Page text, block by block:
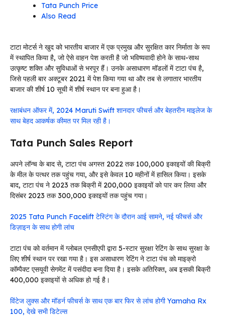
Tata Punch Price
Also Read
टाटा मोटर्स ने खुद को भारतीय बाजार में एक प्रमुख और सुरक्षित कार निर्माता के रूप
में स्थापित किया है, जो ऐसे वाहन पेश करती है जो भविष्यवादी होने के साथ-साथ
उत्कृष्ट शक्ति और सुविधाओं से भरपूर हैं। उनके असाधारण मॉडलों में टाटा पंच है,
जिसे पहली बार अक्टूबर 2021 में पेश किया गया था और तब से लगातार भारतीय
बाजार की शीर्ष 10 सूची में शीर्ष स्थान पर बना हुआ है।
रक्षाबंधन ऑफर में, 2024 Maruti Swift शानदार फीचर्स और बेहतरीन माइलेज के
साथ बेहद आकर्षक कीमत पर मिल रही है।
Tata Punch Sales Report
अपने लॉन्च के बाद से, टाटा पंच अगस्त 2022 तक 100,000 इकाइयों की बिक्री
के मील के पत्थर तक पहुंच गया, और इसे केवल 10 महीनों में हासिल किया। इसके
बाद, टाटा पंच ने 2023 तक बिक्री में 200,000 इकाइयों को पार कर लिया और
दिसंबर 2023 तक 300,000 इकाइयों तक पहुंच गया।
2025 Tata Punch Facelift टेस्टिंग के दौरान आई सामने, नई फीचर्स और
डिज़ाइन के साथ होगी लांच
टाटा पंच को वर्तमान में ग्लोबल एनसीएपी द्वारा 5-स्टार सुरक्षा रेटिंग के साथ सुरक्षा के
लिए शीर्ष स्थान पर रखा गया है। इस असाधारण रेटिंग ने टाटा पंच को माइक्रो
कॉम्पैक्ट एसयूवी सेगमेंट में पसंदीदा बना दिया है। इसके अतिरिक्त, अब इसकी बिक्री
400,000 इकाइयों से अधिक हो गई है।
विंटेज लुक्स और मॉडर्न फीचर्स के साथ एक बार फिर से लांच होगी Yamaha Rx
100, देखे सभी डिटेल्स